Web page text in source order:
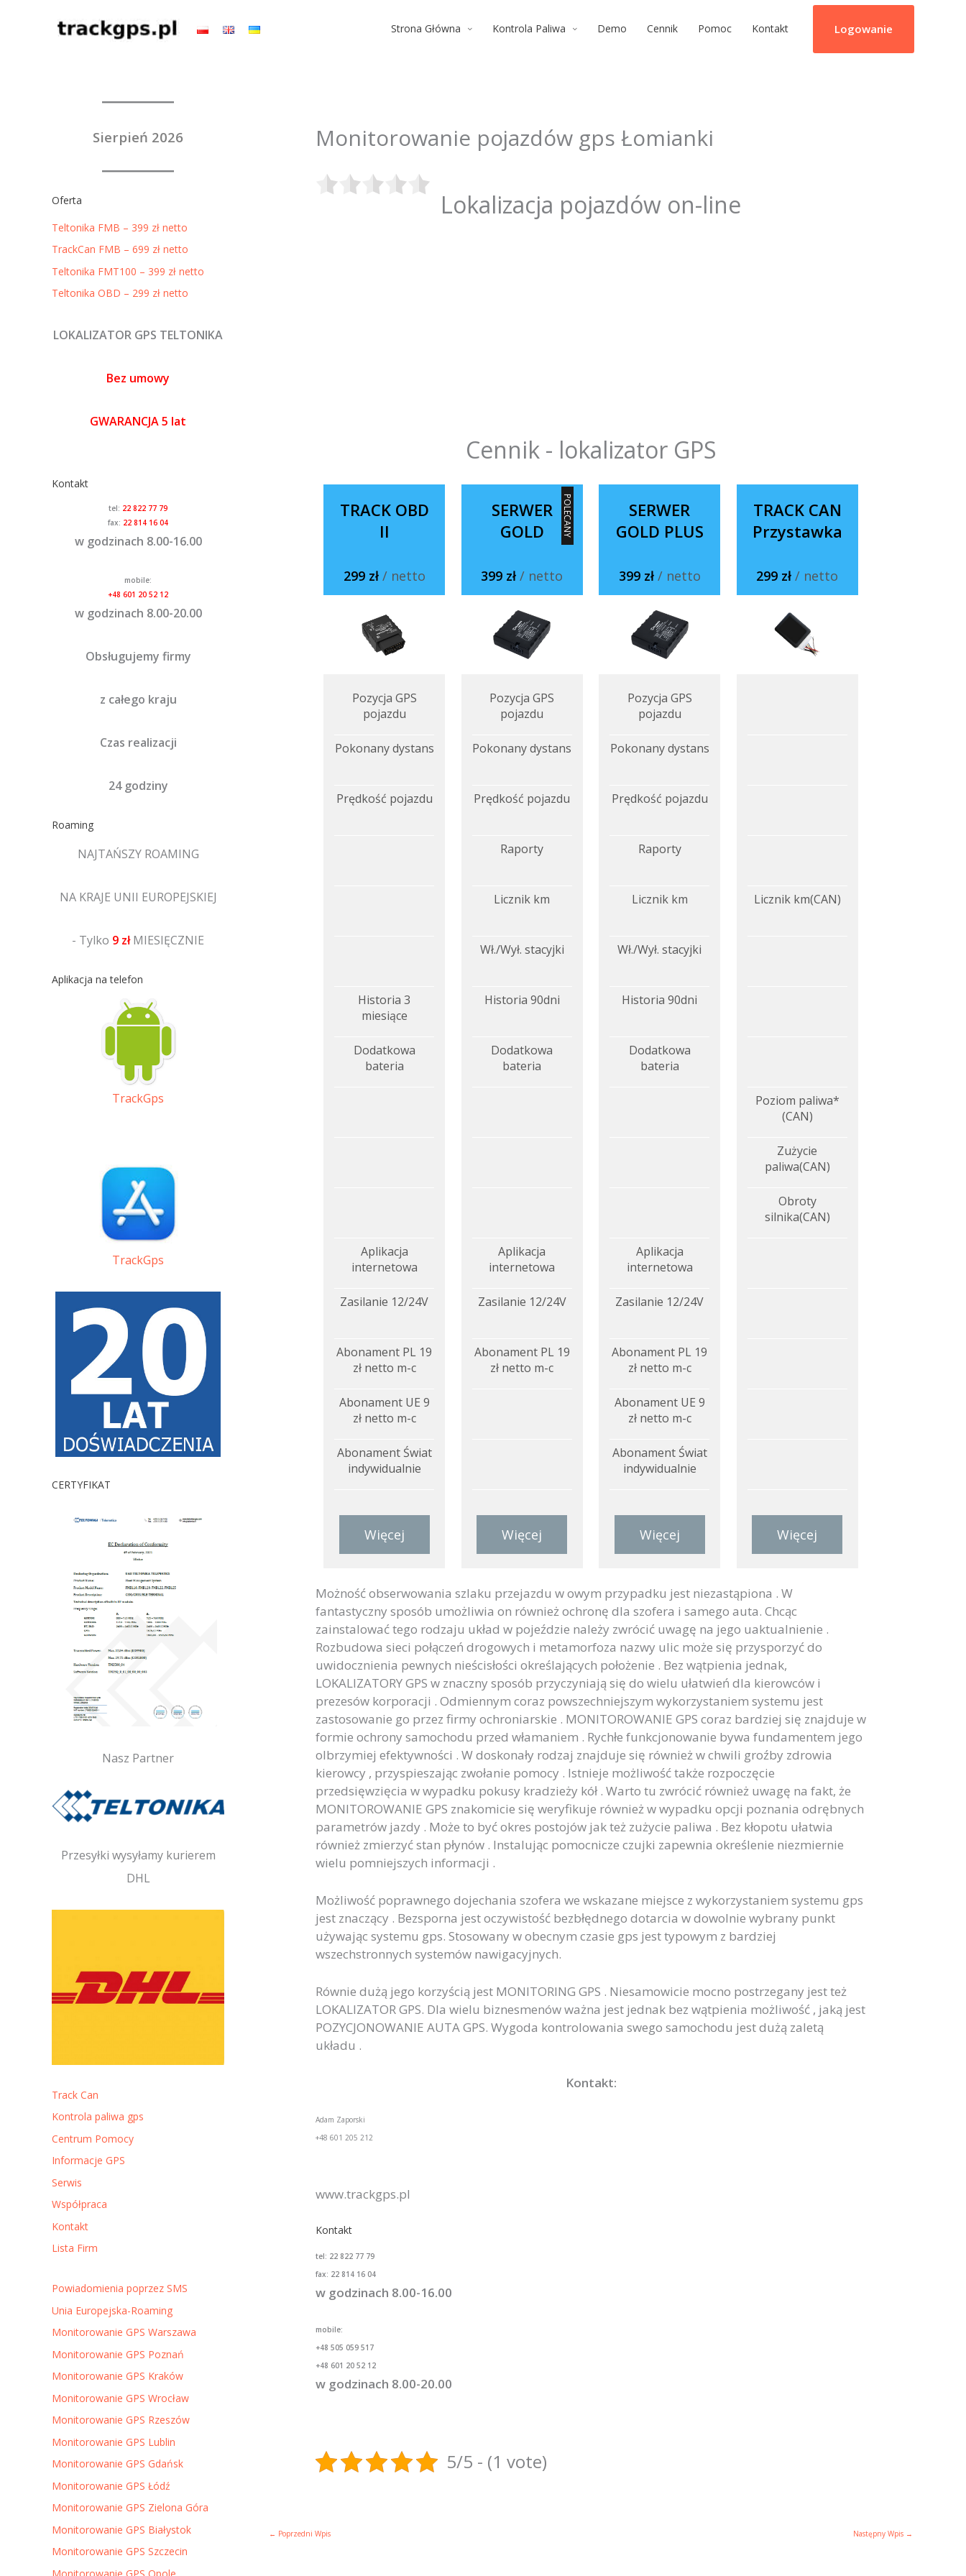
Strona Główna Kontrola Paliwa Demo Cennik Pomoc Kontakt Logowanie
Sierpień 2026
Oferta
Teltonika FMB – 399 zł netto
TrackCan FMB – 699 zł netto
Teltonika FMT100 – 399 zł netto
Teltonika OBD – 299 zł netto
LOKALIZATOR GPS TELTONIKA
Bez umowy
GWARANCJA 5 lat
Kontakt
tel: 22 822 77 79
fax: 22 814 16 04
w godzinach 8.00-16.00
mobile:
+48 601 20 52 12
w godzinach 8.00-20.00
Obsługujemy firmy
z całego kraju
Czas realizacji
24 godziny
Roaming
NAJTAŃSZY ROAMING
NA KRAJE UNII EUROPEJSKIEJ
- Tylko 9 złMIESIĘCZNIE
Aplikacja na telefon
TrackGps
TrackGps
CERTYFIKAT
Nasz Partner
Przesyłki wysyłamy kurierem
DHL
Track Can
Kontrola paliwa gps
Centrum Pomocy
Informacje GPS
Serwis
Współpraca
Kontakt
Lista Firm
Powiadomienia poprzez SMS
Unia Europejska-Roaming
Monitorowanie GPS Warszawa
Monitorowanie GPS Poznań
Monitorowanie GPS Kraków
Monitorowanie GPS Wrocław
Monitorowanie GPS Rzeszów
Monitorowanie GPS Lublin
Monitorowanie GPS Gdańsk
Monitorowanie GPS Łódź
Monitorowanie GPS Zielona Góra
Monitorowanie GPS Białystok
Monitorowanie GPS Szczecin
Monitorowanie GPS Opole
Monitorowanie pojazdów gps Łomianki
Lokalizacja pojazdów on-line
Cennik - lokalizator GPS
TRACK OBD
II
299 zł / netto
Pozycja GPS
pojazdu
Pokonany dystans
Prędkość pojazdu
Historia 3
miesiące
Dodatkowa
bateria
Aplikacja
internetowa
Zasilanie 12/24V
Abonament PL 19
zł netto m-c
Abonament UE 9
zł netto m-c
Abonament Świat
indywidualnie
Więcej
POLECANY
SERWER
GOLD
399 zł/ netto
Pozycja GPS
pojazdu
Pokonany dystans
Prędkość pojazdu
Raporty
Licznik km
Wł./Wył. stacyjki
Historia 90dni
Dodatkowa
bateria
Aplikacja
internetowa
Zasilanie 12/24V
Abonament PL 19
zł netto m-c
Więcej
SERWER
GOLD PLUS
399 zł / netto
Pozycja GPS
pojazdu
Pokonany dystans
Prędkość pojazdu
Raporty
Licznik km
Wł./Wył. stacyjki
Historia 90dni
Dodatkowa
bateria
Aplikacja
internetowa
Zasilanie 12/24V
Abonament PL 19
zł netto m-c
Abonament UE 9
zł netto m-c
Abonament Świat
indywidualnie
Więcej
TRACK CAN
Przystawka
299 zł/ netto
Licznik km(CAN)
Poziom paliwa*
(CAN)
Zużycie
paliwa(CAN)
Obroty
silnika(CAN)
Więcej
Możność obserwowania szlaku przejazdu w owym przypadku jest niezastąpiona . W
fantastyczny sposób umożliwia on również ochronę dla szofera i samego auta. Chcąc
zainstalować tego rodzaju układ w pojeździe należy zwrócić uwagę na jego uaktualnienie .
Rozbudowa sieci połączeń drogowych i metamorfoza nazwy ulic może się przysporzyć do
uwidocznienia pewnych nieścisłości określających położenie . Bez wątpienia jednak,
LOKALIZATORY GPS w znaczny sposób przyczyniają się do wielu ułatwień dla kierowców i
prezesów korporacji . Odmiennym coraz powszechniejszym wykorzystaniem systemu jest
zastosowanie go przez firmy ochroniarskie . MONITOROWANIE GPS coraz bardziej się znajduje w
formie ochrony samochodu przed włamaniem . Rychłe funkcjonowanie bywa fundamentem jego
olbrzymiej efektywności . W doskonały rodzaj znajduje się również w chwili groźby zdrowia
kierowcy , przyspieszając zwołanie pomocy . Istnieje możliwość także rozpoczęcie
przedsięwzięcia w wypadku pokusy kradzieży kół . Warto tu zwrócić również uwagę na fakt, że
MONITOROWANIE GPS znakomicie się weryfikuje również w wypadku opcji poznania odrębnych
parametrów jazdy . Może to być okres postojów jak też zużycie paliwa . Bez kłopotu ułatwia
również zmierzyć stan płynów . Instalując pomocnicze czujki zapewnia określenie niezmiernie
wielu pomniejszych informacji .
Możliwość poprawnego dojechania szofera we wskazane miejsce z wykorzystaniem systemu gps
jest znaczący . Bezsporna jest oczywistość bezbłędnego dotarcia w dowolnie wybrany punkt
używając systemu gps. Stosowany w obecnym czasie gps jest typowym z bardziej
wszechstronnych systemów nawigacyjnych.
Równie dużą jego korzyścią jest MONITORING GPS . Niesamowicie mocno postrzegany jest też
LOKALIZATOR GPS. Dla wielu biznesmenów ważna jest jednak bez wątpienia możliwość , jaką jest
POZYCJONOWANIE AUTA GPS. Wygoda kontrolowania swego samochodu jest dużą zaletą
układu .
Kontakt:
Adam Zaporski
+48 601 205 212
www.trackgps.pl
Kontakt
tel: 22 822 77 79
fax: 22 814 16 04
w godzinach 8.00-16.00
mobile:
+48 505 059 517
+48 601 20 52 12
w godzinach 8.00-20.00
5/5 - (1 vote)
← Poprzedni Wpis Następny Wpis →